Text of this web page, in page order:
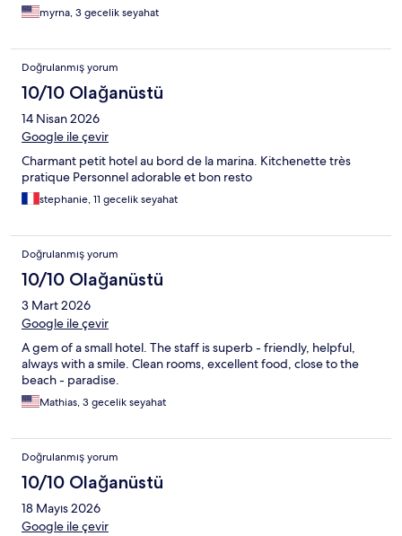
myrna, 3 gecelik seyahat
Doğrulanmış yorum
10/10 Olağanüstü
14 Nisan 2026
Google ile çevir
Charmant petit hotel au bord de la marina. Kitchenette très
pratique Personnel adorable et bon resto
stephanie, 11 gecelik seyahat
Doğrulanmış yorum
10/10 Olağanüstü
3 Mart 2026
Google ile çevir
A gem of a small hotel. The staff is superb - friendly, helpful,
always with a smile. Clean rooms, excellent food, close to the
beach - paradise.
Mathias, 3 gecelik seyahat
Doğrulanmış yorum
10/10 Olağanüstü
18 Mayıs 2026
Google ile çevir